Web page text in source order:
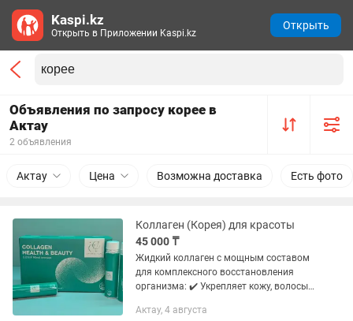
Объявления по запросу корее в
Актау
2 объявления
Актау Цена Возможна доставка Есть фото
Коллаген (Корея) для красоты
45 000 ₸
Жидкий коллаген с мощным составом
для комплексного восстановления
организма: ✔️ Укрепляет кожу, волосы
замедляет старение ✔️ Поддерживает
Актау, 4 августа
Kaspi.kz
Открыть в Приложении Kaspi.kz
Открыть